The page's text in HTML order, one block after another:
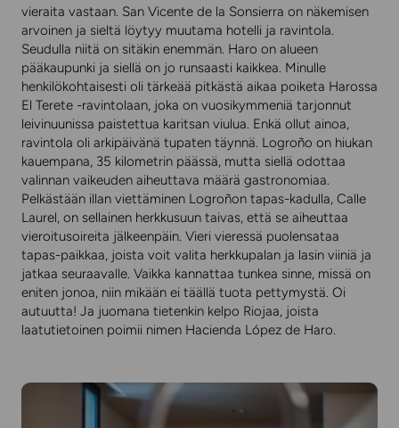
vieraita vastaan. San Vicente de la Sonsierra on näkemisen
arvoinen ja sieltä löytyy muutama hotelli ja ravintola.
Seudulla niitä on sitäkin enemmän. Haro on alueen
pääkaupunki ja siellä on jo runsaasti kaikkea. Minulle
henkilökohtaisesti oli tärkeää pitkästä aikaa poiketa Harossa
El Terete -ravintolaan, joka on vuosikymmeniä tarjonnut
leivinuunissa paistettua karitsan viulua. Enkä ollut ainoa,
ravintola oli arkipäivänä tupaten täynnä. Logroño on hiukan
kauempana, 35 kilometrin päässä, mutta siellä odottaa
valinnan vaikeuden aiheuttava määrä gastronomiaa.
Pelkästään illan viettäminen Logroñon tapas-kadulla, Calle
Laurel, on sellainen herkkusuun taivas, että se aiheuttaa
vieroitusoireita jälkeenpäin. Vieri vieressä puolensataa
tapas-paikkaa, joista voit valita herkkupalan ja lasin viiniä ja
jatkaa seuraavalle. Vaikka kannattaa tunkea sinne, missä on
eniten jonoa, niin mikään ei täällä tuota pettymystä. Oi
autuutta! Ja juomana tietenkin kelpo Riojaa, joista
laatutietoinen poimii nimen Hacienda López de Haro.